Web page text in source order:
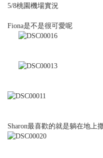
5/8桃園機場實況
Fiona是不是很可愛呢
Sharon最喜歡的就是躺在地上